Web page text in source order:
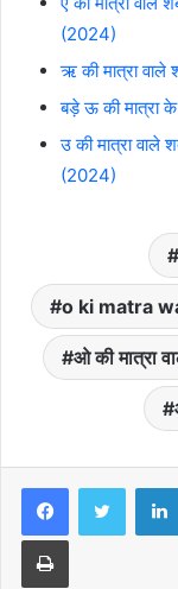
(2024)
ऋ की मात्रा
बड़े ऊ की
उ की मात्रा
(2024)
o ki matra
ओ की मात्रा
Print